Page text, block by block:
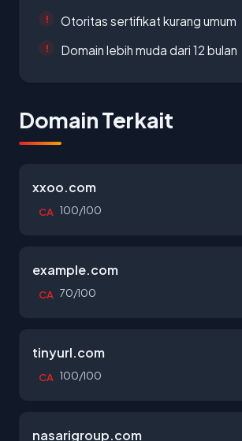
Otoritas sertifikat kurang umum
Domain lebih muda dari 12 bulan
Domain Terkait
xxoo.com
CA 100/100
example.com
CA 70/100
tinyurl.com
CA 100/100
nasarigroup.com